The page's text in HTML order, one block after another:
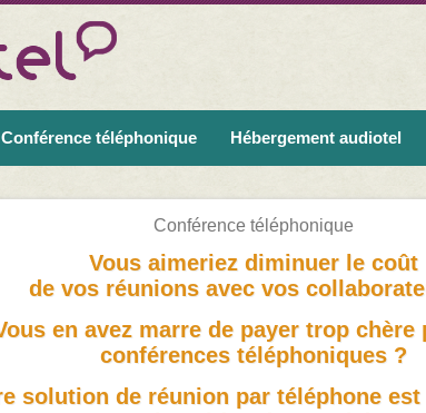
Conférence téléphonique Hébergement audiotel
Conférence téléphonique
Vous aimeriez diminuer le coût
de vos réunions avec vos
en avez marre de payer trop chère
conférences téléphoniques ?
solution de réunion par téléphone